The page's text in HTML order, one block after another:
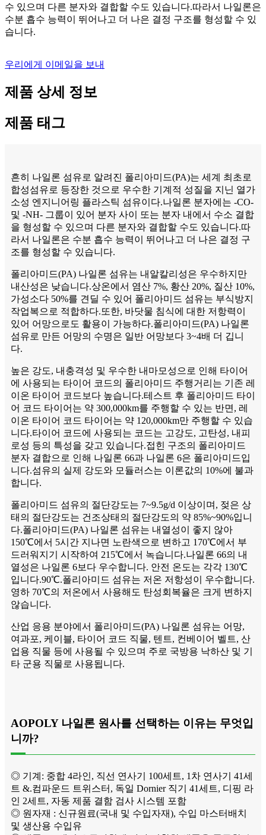
수 있으며 다른 분자와 결합할 수도 있습니다.따라서 나일론은
수분 흡수 능력이 뛰어나고 더 나은 결정 구조를 형성할 수 있
습니다.
우리에게 이메일을 보내
제품 상세 정보
제품 태그
흔히 나일론 섬유로 알려진 폴리아미드(PA)는 세계 최초로
합성섬유로 등장한 것으로 우수한 기계적 성질을 지닌 열가
소성 엔지니어링 플라스틱 섬유이다.나일론 분자에는 -CO-
및 -NH- 그룹이 있어 분자 사이 또는 분자 내에서 수소 결합
을 형성할 수 있으며 다른 분자와 결합할 수도 있습니다.따
라서 나일론은 수분 흡수 능력이 뛰어나고 더 나은 결정 구
조를 형성할 수 있습니다.
폴리아미드(PA) 나일론 섬유는 내알칼리성은 우수하지만
내산성은 낮습니다.상온에서 염산 7%, 황산 20%, 질산 10%,
가성소다 50%를 견딜 수 있어 폴리아미드 섬유는 부식방지
작업복으로 적합하다.또한, 바닷물 침식에 대한 저항력이
있어 어망으로도 활용이 가능하다.폴리아미드(PA) 나일론
섬유로 만든 어망의 수명은 일반 어망보다 3~4배 더 깁니
다.
높은 강도, 내충격성 및 우수한 내마모성으로 인해 타이어
에 사용되는 타이어 코드의 폴리아미드 주행거리는 기존 레
이온 타이어 코드보다 높습니다.테스트 후 폴리아미드 타이
어 코드 타이어는 약 300,000km를 주행할 수 있는 반면, 레
이온 타이어 코드 타이어는 약 120,000km만 주행할 수 있습
니다.타이어 코드에 사용되는 코드는 고강도, 고탄성, 내피
로성 등의 특성을 갖고 있습니다.접힌 구조의 폴리아미드
분자 결합으로 인해 나일론 66과 나일론 6은 폴리아미드입
니다.섬유의 실제 강도와 모듈러스는 이론값의 10%에 불과
합니다.
폴리아미드 섬유의 절단강도는 7~9.5g/d 이상이며, 젖은 상
태의 절단강도는 건조상태의 절단강도의 약 85%~90%입니
다.폴리아미드(PA) 나일론 섬유는 내열성이 좋지 않아
150℃에서 5시간 지나면 노란색으로 변하고 170℃에서 부
드러워지기 시작하여 215℃에서 녹습니다.나일론 66의 내
열성은 나일론 6보다 우수합니다. 안전 온도는 각각 130℃
입니다.90℃.폴리아미드 섬유는 저온 저항성이 우수합니다.
영하 70℃의 저온에서 사용해도 탄성회복율은 크게 변하지
않습니다.
산업 응용 분야에서 폴리아미드(PA) 나일론 섬유는 어망,
여과포, 케이블, 타이어 코드 직물, 텐트, 컨베이어 벨트, 산
업용 직물 등에 사용될 수 있으며 주로 국방용 낙하산 및 기
타 군용 직물로 사용됩니다.
AOPOLY 나일론 원사를 선택하는 이유는 무엇입
니까?
◎ 기계: 중합 4라인, 직선 연사기 100세트, 1차 연사기 41세
트 &.컴파운드 트위스터, 독일 Dornier 직기 41세트, 디핑 라
인 2세트, 자동 제품 결함 검사 시스템 포함
◎ 원자재 : 신규원료(국내 및 수입자재), 수입 마스터배치
및 생산용 수입유